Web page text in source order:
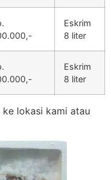
Eskrim
8 liter
Eskrim
8 liter
lokasi kami atau